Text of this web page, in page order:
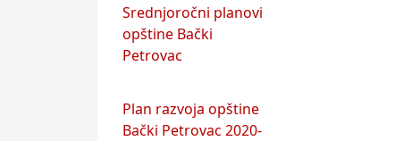
Srednjoročni planovi
opštine Bački
Petrovac
Plan razvoja opštine
Bački Petrovac 2020-